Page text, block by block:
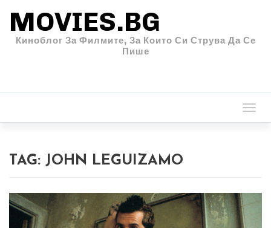
MOVIES.BG
Киноблог За Филмите, За Които Си Струва Да Се
Пише
TAG: JOHN LEGUIZAMO